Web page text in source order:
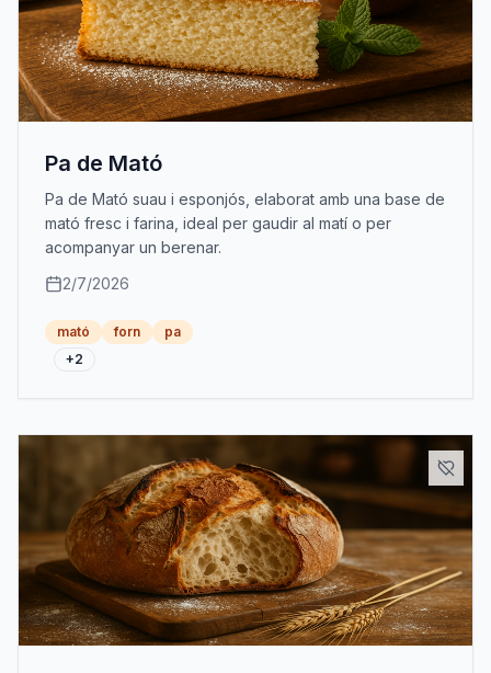
Pa de Mató
Pa de Mató suau i esponjós, elaborat amb una base de
mató fresc i farina, ideal per gaudir al matí o per
acompanyar un berenar.
2/7/2026
mató forn
pa
+2